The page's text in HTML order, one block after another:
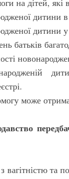
на дітей, які
дитини
дитини
батьків
може
вагітністю та